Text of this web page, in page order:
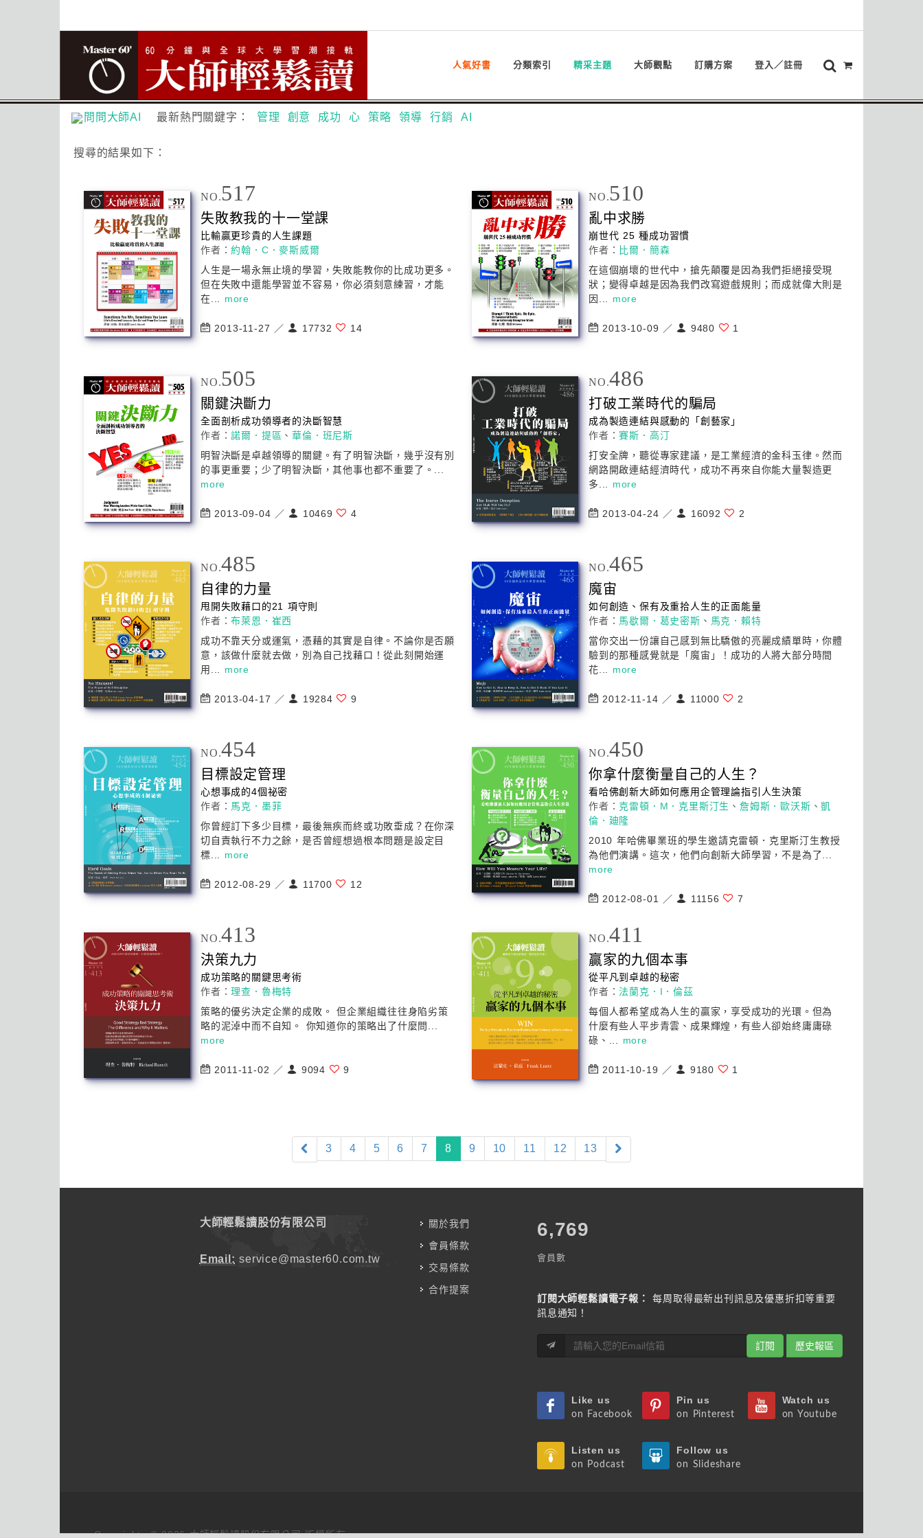
人氣好書 分類索引 精采主題 大師觀點 訂購方案 登入／註冊
問問大師AI 最新熱門關鍵字： 管理 創意 成功 心 策略 領導 行銷 AI
搜尋的結果如下：
NO.517
失敗教我的十一堂課
比輸贏更珍貴的人生課題
作者：約翰．C．麥斯威爾
人生是一場永無止境的學習，失敗能教你的比成功更多。
但在失敗中還能學習並不容易，你必須刻意練習，才能
在... more
2013-11-27 ／ 17732 14
NO.510
亂中求勝
崩世代 25 種成功習慣
作者： 比爾．簡森
在這個崩壞的世代中，搶先顛覆是因為我們拒絕接受現
狀；變得卓越是因為我們改寫遊戲規則；而成就偉大則是
因... more
2013-10-09 ／ 9480 1
NO.505
關鍵決斷力
全面剖析成功領導者的決斷智慧
作者：諾爾．提區 、華倫．班尼斯
明智決斷是卓越領導的關鍵。有了明智決斷，幾乎沒有別
的事更重要；少了明智決斷，其他事也都不重要了。...
more
2013-09-04 ／ 10469 4
NO.486
打破工業時代的騙局
成為製造連結與感動的「創藝家」
作者：賽斯．高汀
打安全牌，聽從專家建議，是工業經濟的金科玉律。然而
網路開啟連結經濟時代， 成功不再來自你能大量製造更
多... more
2013-04-24 ／ 16092 2
NO.485
自律的力量
甩開失敗藉口的21 項守則
作者：布萊恩．崔西
成功不靠天分或運氣，憑藉的其實是自律。不論你是否願
意，該做什麼就去做，別為自己找藉口！從此刻開始運
用... more
2013-04-17 ／ 19284 9
NO.465
魔宙
如何創造、保有及重拾人生的正面能量
作者： 馬歇爾．葛史密斯 、 馬克．賴特
當你交出一份讓自己感到無比驕傲的亮麗成績單時，你體
驗到的那種感覺就是「魔宙」！ 成功的人將大部分時間
花... more
2012-11-14 ／ 11000 2
NO.454
目標設定管理
心想事成的4個祕密
作者： 馬克．墨菲
你曾經訂下多少目標，最後無疾而終或功敗垂成？在你深
切自責執行不力之餘，是否曾經想過根本問題是設定目
標... more
2012-08-29 ／ 11700 12
NO.450
你拿什麼衡量自己的人生？
看哈佛創新大師如何應用企管理論指引人生決策
作者： 克雷頓．M．克里斯汀生 、詹姆斯．歐沃斯 、凱
倫．廸隆
2010 年哈佛畢業班的學生邀請克雷頓．克里斯汀生教授
為他們演講。這次，他們向創新大師學習，不是為了...
more
2012-08-01 ／ 11156 7
NO.413
決策九力
成功策略的關鍵思考術
作者：理查．魯梅特
策略的優劣決定企業的成敗。 但企業組織往往身陷劣策
略的泥淖中而不自知。 你知道你的策略出了什麼問...
more
2011-11-02 ／ 9094 9
NO.411
贏家的九個本事
從平凡到卓越的秘密
作者： 法蘭克．I．倫茲
每個人都希望成為人生的贏家，享受成功的光環。但為
什麼有些人平步青雲、成果輝煌，有些人卻始終庸庸碌
碌、... more
2011-10-19 ／ 9180 1
3 4 5 6 7 8(current)
9 10 11 12 13
大師輕鬆讀股份有限公司
Email: service@master60.com.tw
關於我們
會員條款
交易條款
合作提案
7,787
會員數
訂閱大師輕鬆讀電子報：
每周取得最新出刊訊息及優惠折扣等重要
訊息通知！
訂閱 歷史報區
Like us
on Facebook
Pin us
on Pinterest
Watch us
on Youtube
Listen us
on Podcast
Follow us
on Slideshare
Copyrights © 2026 大師輕鬆讀股份有限公司 版權所有.